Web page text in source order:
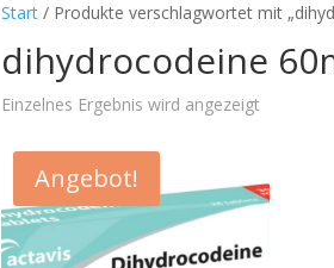
Start / Produkte verschlagwortet mit
dihydrocodeine
Einzelnes Ergebnis wird angezeigt
Angebot!